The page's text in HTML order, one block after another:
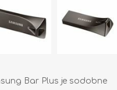
Bar Plus je sodobne